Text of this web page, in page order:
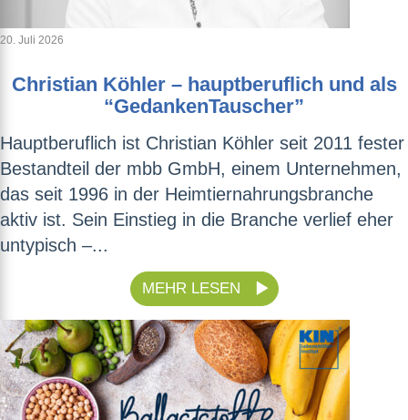
20. Juli 2026
Christian Köhler – hauptberuflich und als
“GedankenTauscher”
Hauptberuflich ist Christian Köhler seit 2011 fester
Bestandteil der mbb GmbH, einem Unternehmen,
das seit 1996 in der Heimtiernahrungsbranche
aktiv ist. Sein Einstieg in die Branche verlief eher
untypisch –...
MEHR LESEN